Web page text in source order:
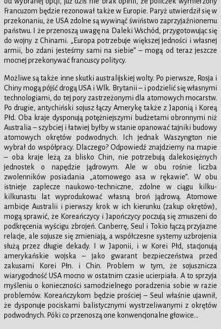
Francuzom będzie rezonował także w Europie. Paryż utwierdził się w
przekonaniu, że USA zdolne są wywinąć świństwo zaprzyjaźnionemu
państwu. I że przenoszą uwagę na Daleki Wschód, przygotowując się
do wojny z Chinami. „Europa potrzebuje większej jedności i własnej
armii, bo zdani jesteśmy sami na siebie” – mogą od teraz jeszcze
mocnej przekonywać francuscy politycy.
Możliwe są także inne skutki australijskiej wolty. Po pierwsze, Rosja i
Chiny mogą pójść drogą USA i Wlk. Brytanii – i podzielić się własnymi
technologiami, do tej pory zastrzeżonymi dla atomowych mocarstw.
Po drugie, antychiński sojusz łączy Amerykę także z Japonią i Koreą
Płd. Oba kraje dysponują potężniejszymi budżetami obronnymi niż
Australia – szybciej i łatwiej byłby w stanie opanować tajniki budowy
atomowych okrętów podwodnych. Ich jednak Waszyngton nie
wybrał do współpracy. Dlaczego? Odpowiedź znajdziemy na mapie
– oba kraje leżą za blisko Chin, nie potrzebują dalekosiężnych
jednostek o napędzie jądrowym. Ale w obu rośnie liczba
zwolenników posiadania „atomowego asa w rękawie”. W obu
istnieje zaplecze naukowo-techniczne, zdolne w ciągu kilku-
kilkunastu lat wyprodukować własną broń jądrową. Atomowe
ambicje Australii i pierwszy krok w ich kierunku (zakup okrętów),
mogą sprawić, że Koreańczycy i Japończycy poczują się zmuszeni do
podkręcenia wyścigu zbrojeń. Canberrę, Seul i Tokio łączą przyjazne
relacje, ale sojusze się zmieniają, a współczesne systemy uzbrojenia
służą przez długie dekady. I w Japonii, i w Korei Płd, stacjonują
amerykańskie wojska – jako gwarant bezpieczeństwa przed
zakusami Korei Płn. i Chin. Problem w tym, że sojusznicza
wiarygodność USA mocno w ostatnim czasie ucierpiała. A to sprzyja
myśleniu o konieczności samodzielnego poradzenia sobie w razie
problemów. Koreańczykom będzie prościej – Seul właśnie ujawnił,
że dysponuje pociskami balistycznymi wystrzeliwanymi z okrętów
podwodnych. Póki co przenoszą one konwencjonalne głowice…